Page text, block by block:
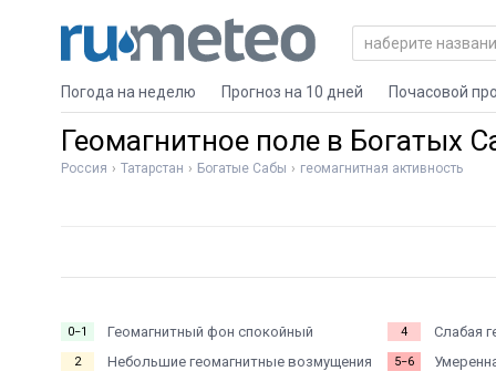
Погода на неделю Прогноз на 10 дней Почасовой
Геомагнитное поле в Богатых
Россия Татарстан Богатые Сабы геомагнитная активность
0−1 Геомагнитный фон спокойный
2 Небольшие геомагнитные возмущения
4 Слабая
5−6